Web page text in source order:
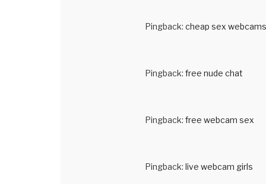
Pingback: cheap sex webcams
Pingback: free nude chat
Pingback: free webcam sex
Pingback: live webcam girls